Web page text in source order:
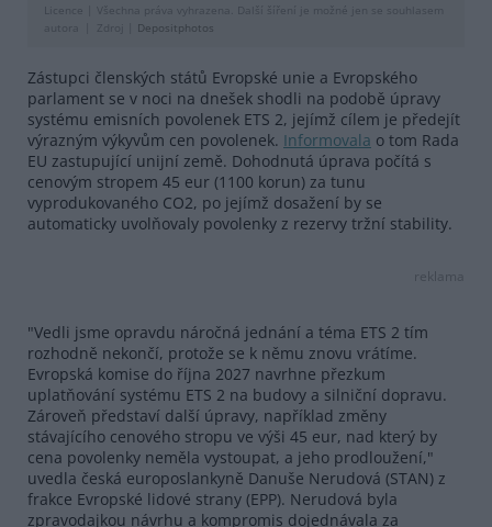
Licence |
Všechna práva vyhrazena. Další šíření je možné jen se souhlasem
autora
Zdroj | Depositphotos
Zástupci členských států Evropské unie a Evropského
parlament se v noci na dnešek shodli na podobě úpravy
systému emisních povolenek ETS 2, jejímž cílem je předejít
výrazným výkyvům cen povolenek. Informovala o tom Rada
EU zastupující unijní země. Dohodnutá úprava počítá s
cenovým stropem 45 eur (1100 korun) za tunu
vyprodukovaného CO2, po jejímž dosažení by se
automaticky uvolňovaly povolenky z rezervy tržní stability.
reklama
"Vedli jsme opravdu náročná jednání a téma ETS 2 tím
rozhodně nekončí, protože se k němu znovu vrátíme.
Evropská komise do října 2027 navrhne přezkum
uplatňování systému ETS 2 na budovy a silniční dopravu.
Zároveň představí další úpravy, například změny
stávajícího cenového stropu ve výši 45 eur, nad který by
cena povolenky neměla vystoupat, a jeho prodloužení,"
uvedla česká europoslankyně Danuše Nerudová (STAN) z
frakce Evropské lidové strany (EPP). Nerudová byla
zpravodajkou návrhu a kompromis dojednávala za